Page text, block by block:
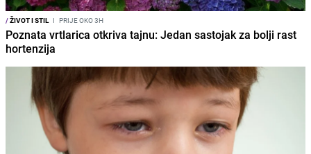
/ŽIVOT I STIL I PRIJE OKO 3H
Poznata vrtlarica otkriva tajnu: Jedan sastojak za bolji rast
hortenzija